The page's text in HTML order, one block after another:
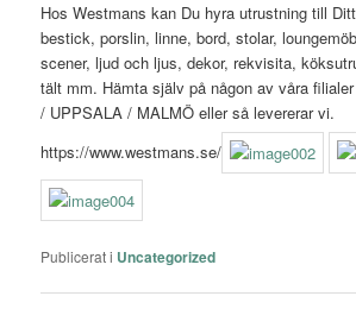
Hos Westmans kan Du hyra utrustning till
bestick, porslin, linne, bord, stolar,
scener, ljud och ljus, dekor, rekvisita,
tält mm. Hämta själv på någon av våra
/ UPPSALA / MALMÖ eller så levererar vi.
https://www.westmans.se/
Publicerat i Uncategorized